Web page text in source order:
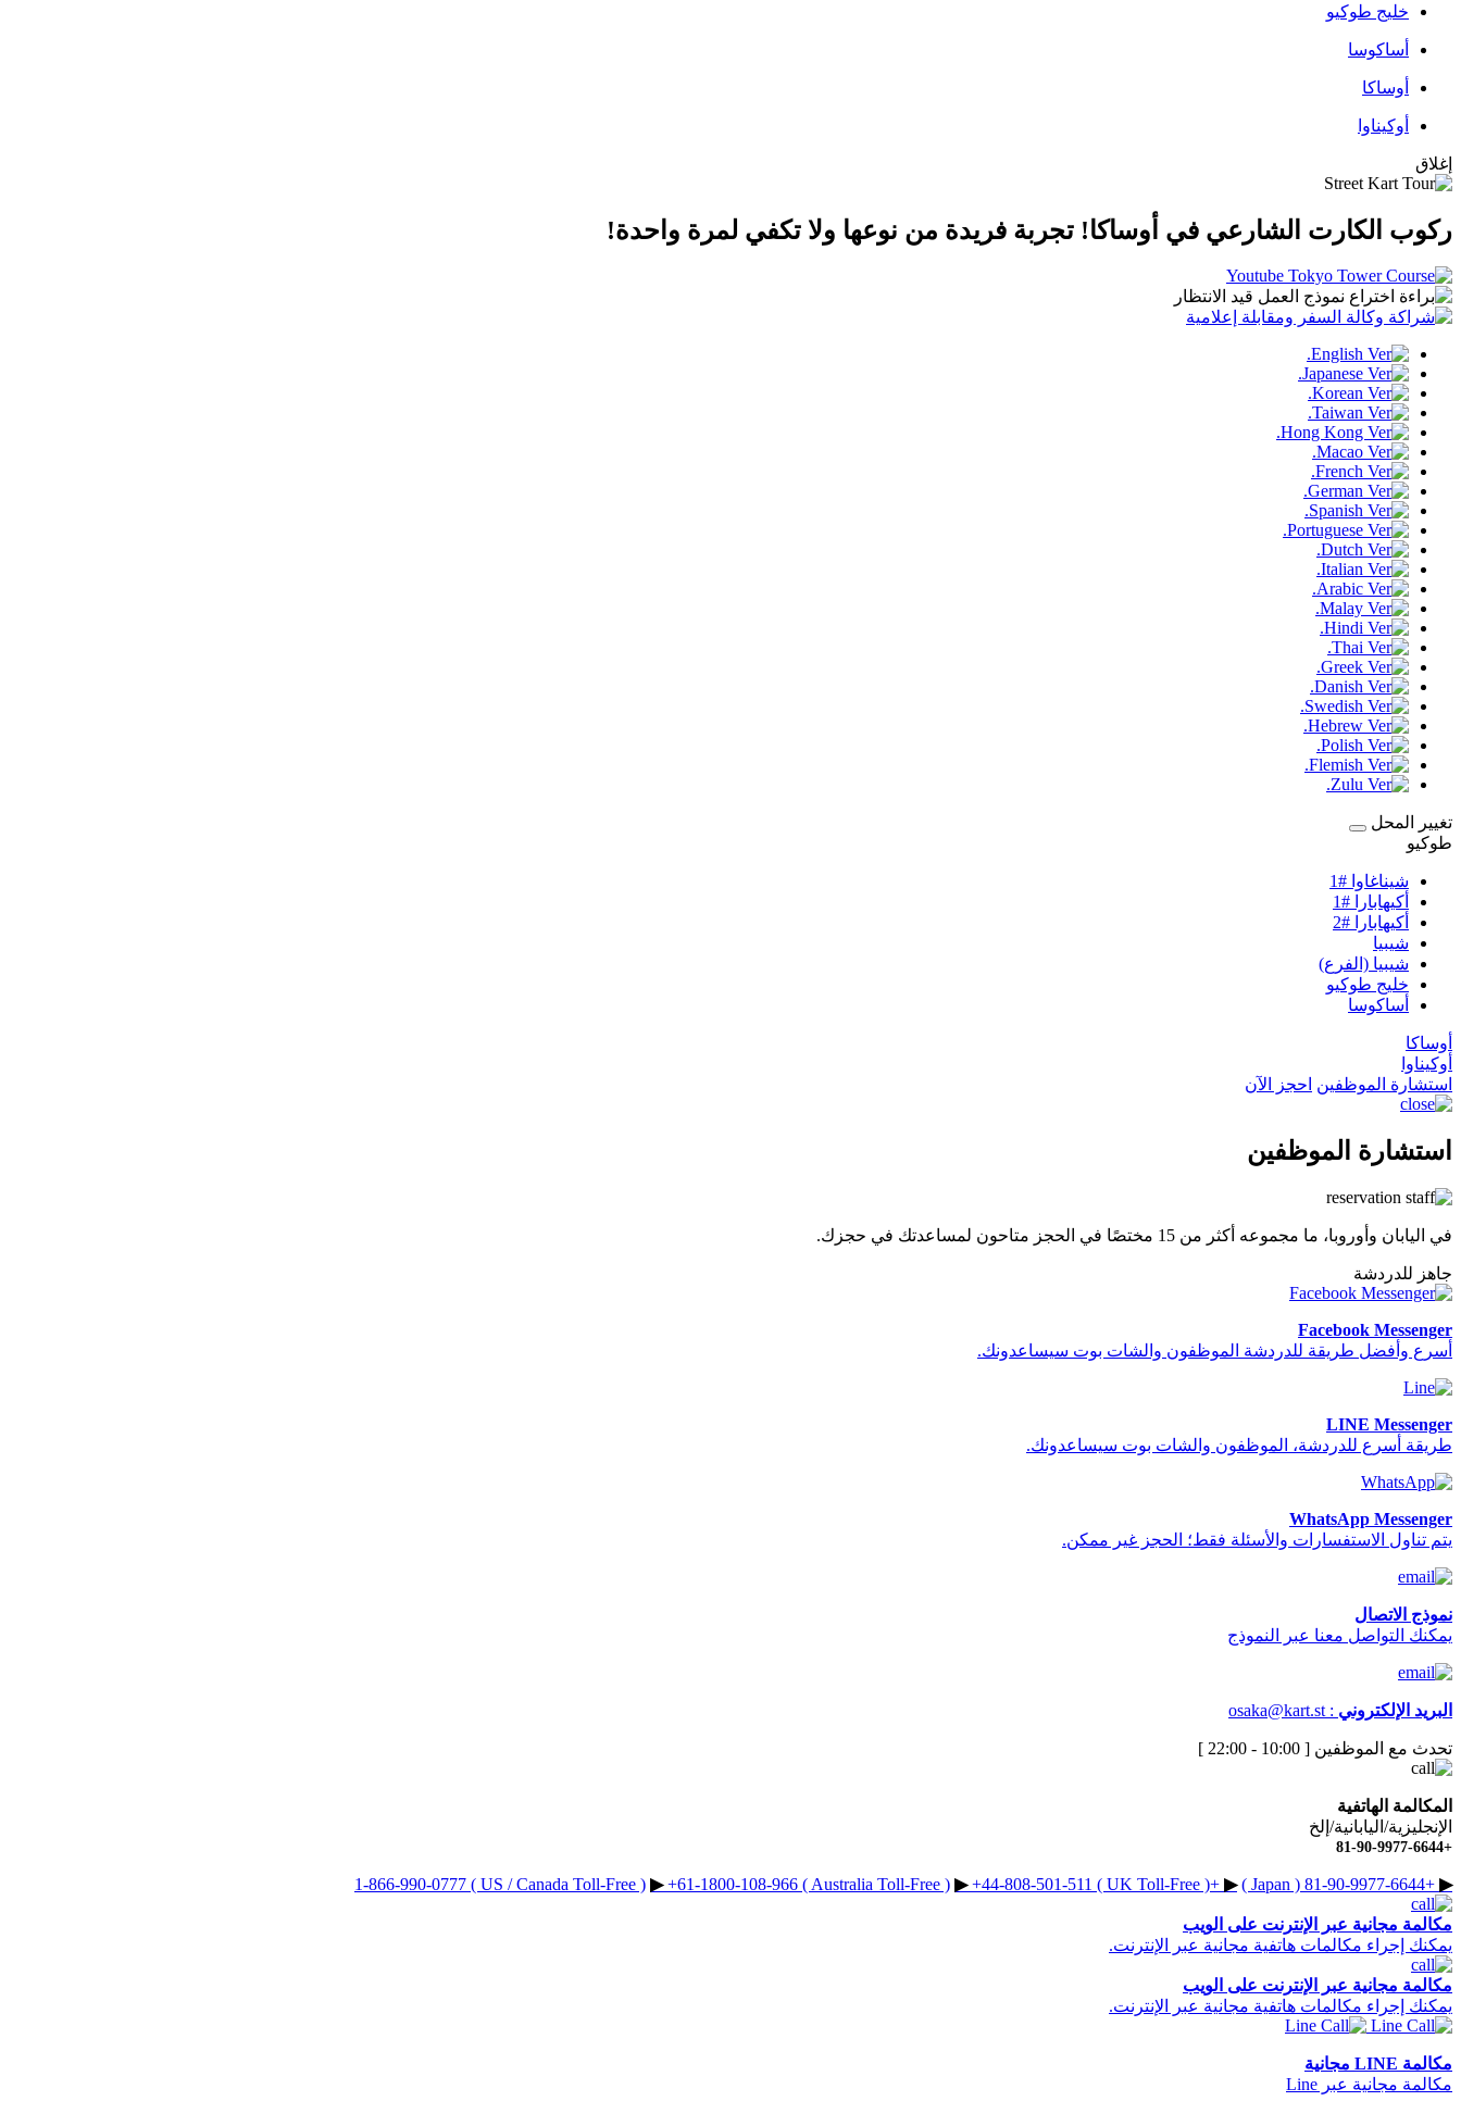
خليج طوكيو
أساكوسا
أوساكا
أوكيناوا
إغلاق
ركوب الكارت الشارعي في أوساكا! تجربة فريدة من نوعها ولا تكفي لمرة واحدة!
تغيير المحل
طوكيو
شيناغاوا #1
أكيهابارا #1
أكيهابارا #2
شيبيا
شيبيا (الفرع)
خليج طوكيو
أساكوسا
أوساكا
أوكيناوا
استشارة الموظفين احجز الآن
استشارة الموظفين
في اليابان وأوروبا، ما مجموعه أكثر من 15 مختصًا في الحجز متاحون لمساعدتك في حجزك.
جاهز للدردشة
Facebook Messenger
أسرع وأفضل طريقة للدردشة الموظفون والشات بوت سيساعدونك.
LINE Messenger
طريقة أسرع للدردشة، الموظفون والشات بوت سيساعدونك.
WhatsApp Messenger
يتم تناول الاستفسارات والأسئلة فقط؛ الحجز غير ممكن.
نموذج الاتصال
يمكنك التواصل معنا عبر النموذج
البريد الإلكتروني :
osaka@kart.st
تحدث مع الموظفين [ 10:00 - 22:00 ]
المكالمة الهاتفية
الإنجليزية/اليابانية/إلخ
+81-90-9977-6644
▶︎
+81-90-9977-6644 ( Japan )
▶︎
+1-866-990-0777 ( US / Canada Toll-Free )
▶︎+61-1800-108-966 ( Australia Toll-Free ) ▶︎+44-808-501-511 ( UK Toll-Free )
مكالمة مجانية عبر الإنترنت على الويب
يمكنك إجراء مكالمات هاتفية مجانية عبر الإنترنت.
مكالمة مجانية عبر الإنترنت على الويب
يمكنك إجراء مكالمات هاتفية مجانية عبر الإنترنت.
مكالمة LINE مجانية
مكالمة مجانية عبر Line